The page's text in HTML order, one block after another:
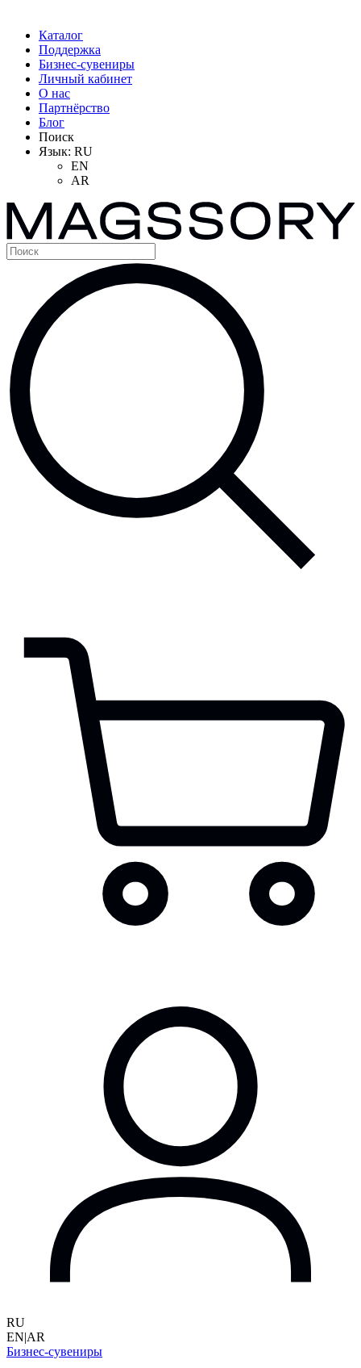
Каталог
Поддержка
Бизнес-сувениры
Личный кабинет
О нас
Партнёрство
Блог
Поиск
Язык: RU
EN
AR
RU
EN|AR
Бизнес-сувениры